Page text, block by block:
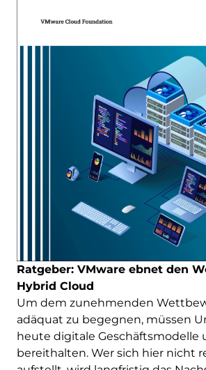
Ratgeber: VMware ebnet den
Hybrid Cloud
Um dem zunehmenden
adäquat zu begegnen, müssen
heute digitale Geschäftsmodelle
bereithalten. Wer sich hier nicht